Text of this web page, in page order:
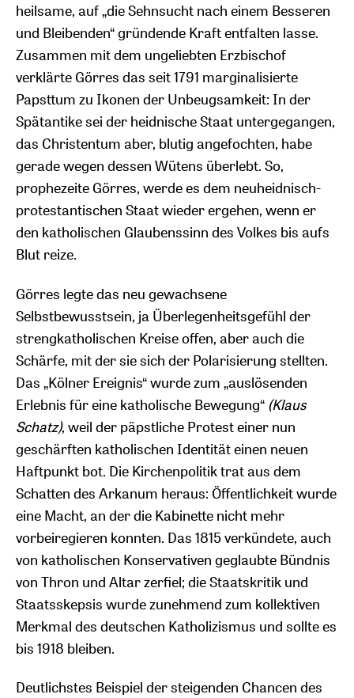
heilsame, auf „die Sehnsucht nach einem Besseren
und Bleibenden“ gründende Kraft entfalten lasse.
Zusammen mit dem ungeliebten Erzbischof
verklärte Görres das seit 1791 marginalisierte
Papsttum zu Ikonen der Unbeugsamkeit: In der
Spätantike sei der heidnische Staat untergegangen,
das Christentum aber, blutig angefochten, habe
gerade wegen dessen Wütens überlebt. So,
prophezeite Görres, werde es dem neuheidnisch-
protestantischen Staat wieder ergehen, wenn er
den katholischen Glaubenssinn des Volkes bis aufs
Blut reize.
Görres legte das neu gewachsene
Selbstbewusstsein, ja Überlegenheitsgefühl der
strengkatholischen Kreise offen, aber auch die
Schärfe, mit der sie sich der Polarisierung stellten.
Das „Kölner Ereignis“ wurde zum „auslösenden
Erlebnis für eine katholische Bewegung“ (Klaus
Schatz), weil der päpstliche Protest einer nun
geschärften katholischen Identität einen neuen
Haftpunkt bot. Die Kirchenpolitik trat aus dem
Schatten des Arkanum heraus: Öffentlichkeit wurde
eine Macht, an der die Kabinette nicht mehr
vorbeiregieren konnten. Das 1815 verkündete, auch
von katholischen Konservativen geglaubte Bündnis
von Thron und Altar zerfiel; die Staatskritik und
Staatsskepsis wurde zunehmend zum kollektiven
Merkmal des deutschen Katholizismus und sollte es
bis 1918 bleiben.
Deutlichstes Beispiel der steigenden Chancen des